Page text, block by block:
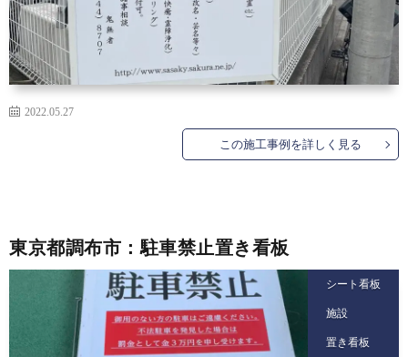
2022.05.27
この施工事例を詳しく見る
東京都調布市：駐車禁止置き看板
シート看板
施設
置き看板